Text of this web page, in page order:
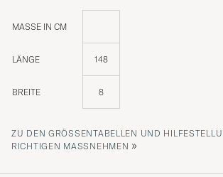
MASSE IN CM
LÄNGE 148
BREITE 8
ZU DEN GRÖSSENTABELLEN UND
ICHTIGEN MASSNEHMEN
»